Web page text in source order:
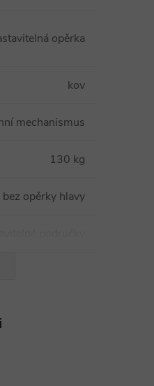
opěrka
kov
mechanismus
130 kg
bez opěrky hlavy